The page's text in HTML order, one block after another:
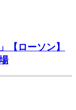
【ローソン】